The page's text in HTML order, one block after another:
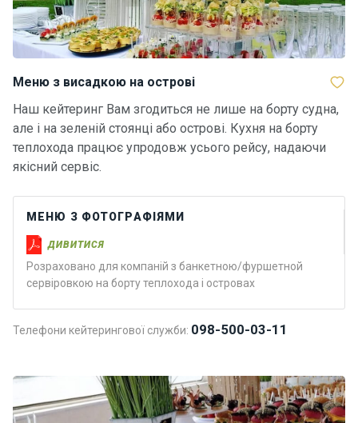
Меню з висадкою на острові
Наш кейтеринг Вам згодиться не лише на борту судна,
але і на зеленій стоянці або острові. Кухня на борту
теплохода працює упродовж усього рейсу, надаючи
якісний сервіс.
МЕНЮ З ФОТОГРАФІЯМИ
ДИВИТИСЯ
Розраховано для компаній з банкетною/фуршетной
сервіровкою на борту теплохода і островах
Телефони кейтерингової служби: 098-500-03-11
я
і
т
р
и
л
ь
і
я
т
и
о
р
н